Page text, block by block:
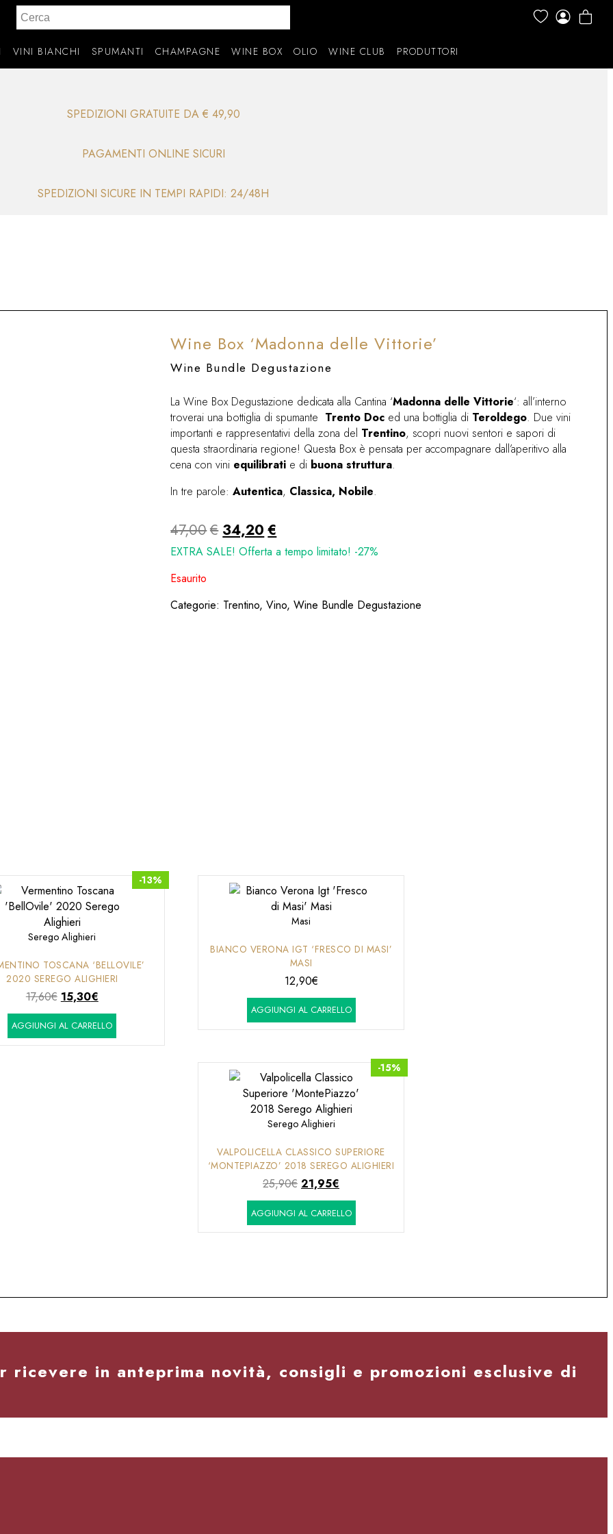
VINI BIANCHI SPUMANTI CHAMPAGNE WINE BOX OLIO WINE CLUB PRODUTTORI
SPEDIZIONI GRATUITE DA € 49,90
PAGAMENTI ONLINE SICURI
SPEDIZIONI SICURE IN TEMPI RAPIDI: 24/48H
Wine Box ‘Madonna delle Vittorie’
Wine Bundle Degustazione
La Wine Box Degustazione dedicata alla Cantina ‘Madonna delle Vittorie‘: all’interno
troverai una bottiglia di spumante Trento Doc ed una bottiglia di Teroldego. Due vini
importanti e rappresentativi della zona del Trentino, scopri nuovi sentori e sapori di
questa straordinaria regione! Questa Box è pensata per accompagnare dall’aperitivo alla
cena con vini equilibrati e di buona struttura.
In tre parole:Autentica, Classica, Nobile.
47,00€ Il
prezzo
47,00€.
34,20 €
prezzo
34,20€.
EXTRA SALE! Offerta a tempo limitato! -27%
Esaurito
Categorie: Trentino,Vino,Wine Bundle Degustazione
-13%
Serego Alighieri
TOSCANA ‘BELLOVILE’
2020 SEREGO ALIGHIERI
17,60€ Il
prezzo
originale
era:
15,30€Il
prezzo
attuale
è:
AGGIUNGI AL CARRELLO
Masi
BIANCO VERONA IGT ‘FRESCO DI MASI’
MASI
12,90€
AGGIUNGI AL CARRELLO
-15%
Serego Alighieri
VALPOLICELLA CLASSICO SUPERIORE
‘MONTEPIAZZO’ 2018 SEREGO ALIGHIERI
25,90€ Il
prezzo
originale
era:
21,95€
prezzo
attuale
è:
AGGIUNGI AL CARRELLO
in anteprima novità, consigli e promozioni esclusive di